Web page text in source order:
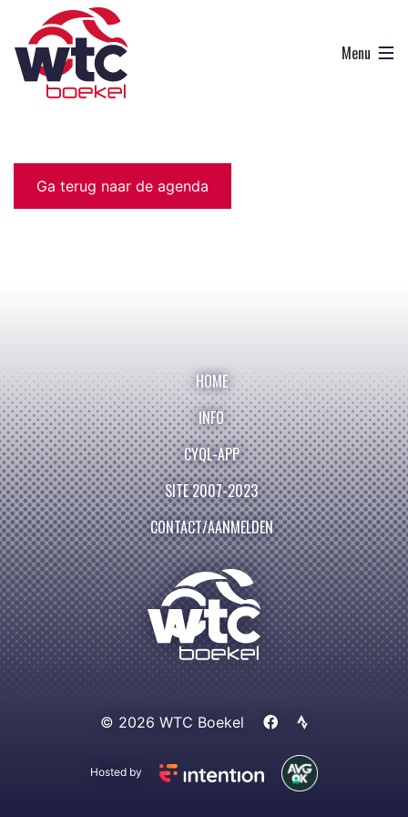
Ga terug naar de agenda
HOME
INFO
CYQL-APP
SITE 2007-2023
CONTACT/AANMELDEN
© 2026 WTC Boekel
Hosted by